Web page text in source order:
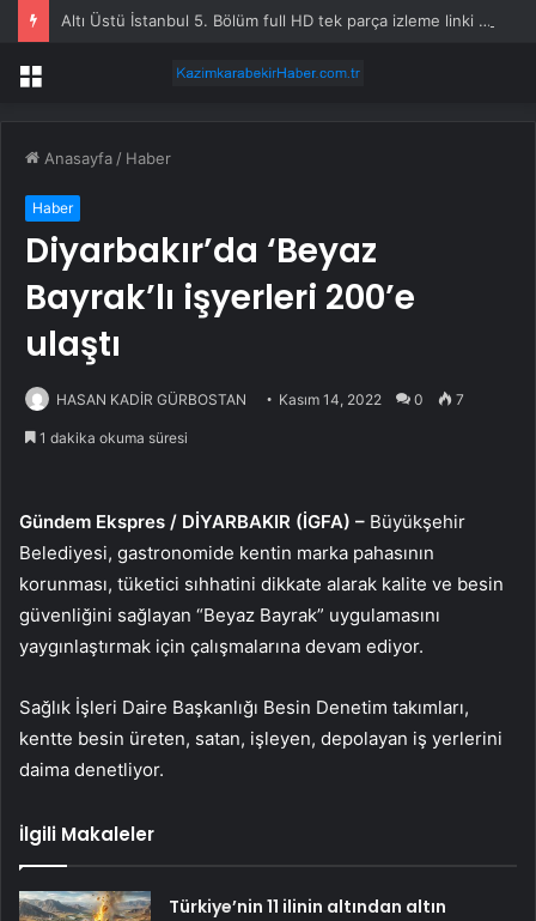
Altı Üstü İstanbul 5. Bölüm full HD tek parça izleme linki var mı, ATV Altı Üstü İstanbul 5. bölüm nereden izlenir?
Menü
Anasayfa / Haber
Haber
Diyarbakır’da ‘Beyaz
Bayrak’lı işyerleri 200’e
ulaştı
HASAN KADİR GÜRBOSTAN Kasım 14, 2022 0 7
1 dakika okuma süresi
Gündem Ekspres / DİYARBAKIR (İGFA) – Büyükşehir
Belediyesi, gastronomide kentin marka pahasının
korunması, tüketici sıhhatini dikkate alarak kalite ve besin
güvenliğini sağlayan “Beyaz Bayrak” uygulamasını
yaygınlaştırmak için çalışmalarına devam ediyor.
Sağlık İşleri Daire Başkanlığı Besin Denetim takımları,
kentte besin üreten, satan, işleyen, depolayan iş yerlerini
daima denetliyor.
İlgili Makaleler
Türkiye’nin 11 ilinin altından altın